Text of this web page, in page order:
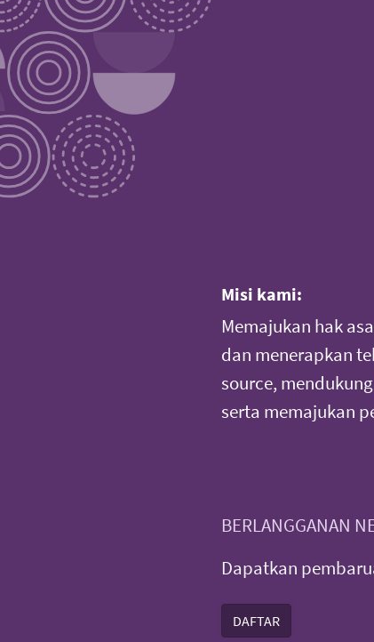
Misi kami:
Memajukan hak
dan menerapkan
source,
serta memajukan
BERLANGGANAN
Dapatkan
DAFTAR